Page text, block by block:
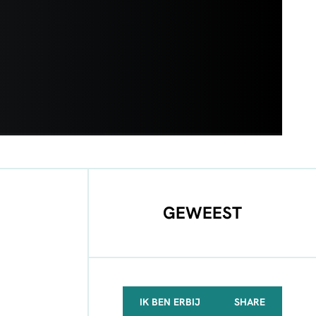
GEWEEST
IK BEN ERBIJ SHARE